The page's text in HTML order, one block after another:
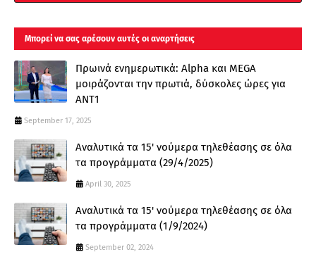
Μπορεί να σας αρέσουν αυτές οι αναρτήσεις
Πρωινά ενημερωτικά: Alpha και MEGA
μοιράζονται την πρωτιά, δύσκολες ώρες για
ΑΝΤ1
September 17, 2025
Αναλυτικά τα 15' νούμερα τηλεθέασης σε όλα
τα προγράμματα (29/4/2025)
April 30, 2025
Αναλυτικά τα 15' νούμερα τηλεθέασης σε όλα
τα προγράμματα (1/9/2024)
September 02, 2024